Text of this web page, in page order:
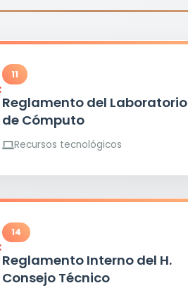
11
Reglamento del Laboratorio
de Cómputo
Recursos tecnológicos
14
Reglamento Interno del H.
Consejo Técnico